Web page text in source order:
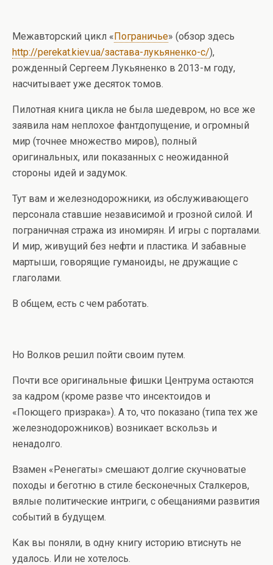
Межавторский цикл «Пограничье» (обзор здесь
http://perekat.kiev.ua/застава-лукьяненко-с/),
рожденный Сергеем Лукьяненко в 2013-м году,
насчитывает уже десяток томов.
Пилотная книга цикла не была шедевром, но все же
заявила нам неплохое фантдопущение, и огромный
мир (точнее множество миров), полный
оригинальных, или показанных с неожиданной
стороны идей и задумок.
Тут вам и железнодорожники, из обслуживающего
персонала ставшие независимой и грозной силой. И
пограничная стража из иномирян. И игры с порталами.
И мир, живущий без нефти и пластика. И забавные
мартыши, говорящие гуманоиды, не дружащие с
глаголами.
В общем, есть с чем работать.
Но Волков решил пойти своим путем.
Почти все оригинальные фишки Центрума остаются
за кадром (кроме разве что инсектоидов и
«Поющего призрака»). А то, что показано (типа тех же
железнодорожников) возникает вскользь и
ненадолго.
Взамен «Ренегаты» смешают долгие скучноватые
походы и беготню в стиле бесконечных Сталкеров,
вялые политические интриги, с обещаниями развития
событий в будущем.
Как вы поняли, в одну книгу историю втиснуть не
удалось. Или не хотелось.